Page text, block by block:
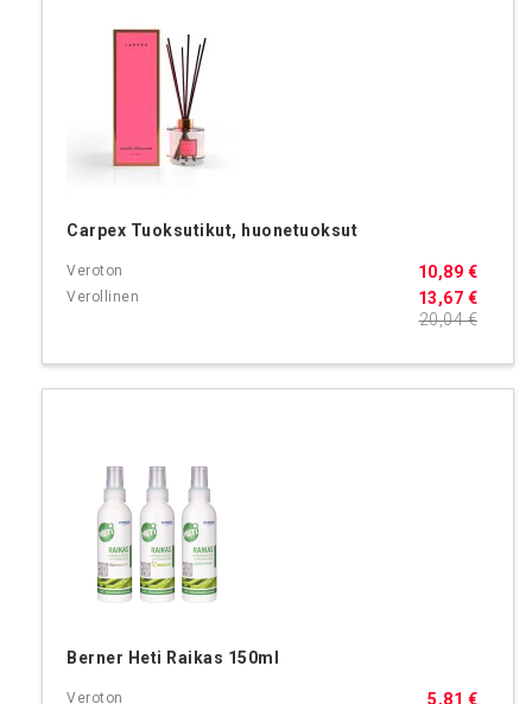
Carpex Tuoksutikut, huonetuoksut
13,67 €
10,89 €
20,04 €
Berner Heti Raikas 150ml
5,81 €